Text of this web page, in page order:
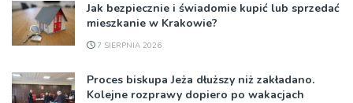
Jak bezpiecznie i świadomie kupić lub sprzedać
mieszkanie w Krakowie?
7 SIERPNIA 2026
Proces biskupa Jeża dłuższy niż zakładano.
Kolejne rozprawy dopiero po wakacjach